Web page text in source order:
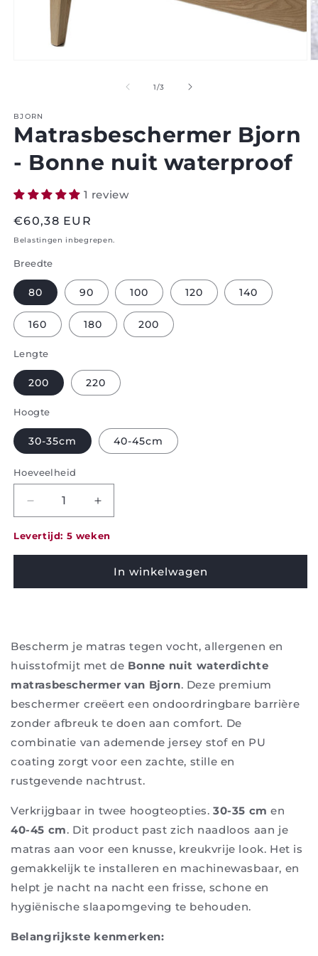
1/van
3
BJORN
Matrasbeschermer Bjorn
- Bonne nuit waterproof
1 review
Normale
prijs
€60,38 EUR
Belastingen inbegrepen.
Breedte
80 90 100 120 140
160 180 200
Lengte
200 220
Hoogte
30-35cm 40-45cm
Hoeveelheid
Verminder
hoeveelheid
voor
Matrasbeschermer
Hoeveelheid
verhogen
voor
Matrasbeschermer
Bjorn
Levertijd: 5 weken
In winkelwagen
Bescherm je matras tegen vocht, allergenen en
huisstofmijt met de Bonne nuit waterdichte
matrasbeschermer van Bjorn. Deze premium
beschermer creëert een ondoordringbare barrière
zonder afbreuk te doen aan comfort. De
combinatie van ademende jersey stof en PU
coating zorgt voor een zachte, stille en
rustgevende nachtrust.
Verkrijgbaar in twee hoogteopties. 30-35 cm en
40-45 cm. Dit product past zich naadloos aan je
matras aan voor een knusse, kreukvrije look. Het is
gemakkelijk te installeren en machinewasbaar, en
helpt je nacht na nacht een frisse, schone en
hygiënische slaapomgeving te behouden.
Belangrijkste kenmerken: